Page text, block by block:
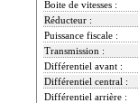
Boite de vitesses :
Réducteur :
Puissance fiscale :
Transmission :
Différentiel avant :
Différentiel central :
Différentiel arrière :